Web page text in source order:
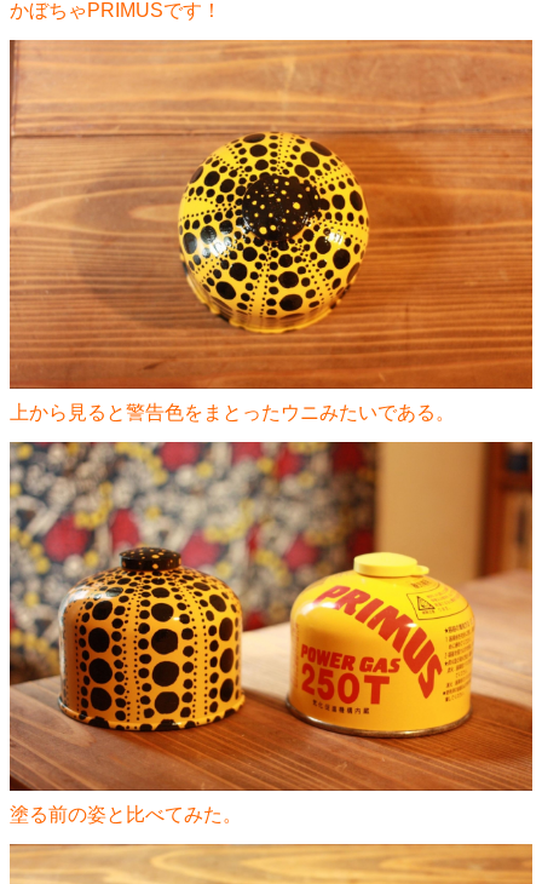
かぼちゃPRIMUSです！
上から見ると警告色をまとったウニみたいである。
塗る前の姿と比べてみた。